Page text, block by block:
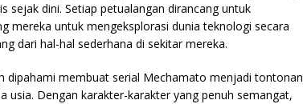
sejak dini. Setiap petualangan dirancang untuk
mereka untuk mengeksplorasi dunia teknologi secara
dari hal-hal sederhana di sekitar mereka.
dipahami membuat serial Mechamato menjadi tontonan
usia. Dengan karakter-karakter yang penuh semangat,